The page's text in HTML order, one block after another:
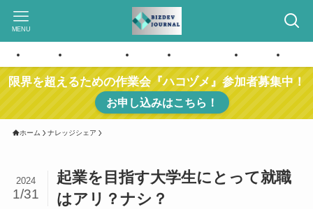
MENU
ホーム お問い合わせ ホーム お問い合わせ ホーム
限界を超えるための作業会『ハコヅメ』参加者募集中！
お申し込みはこちら！
ホーム ナレッジシェア
起業を目指す大学生にとって就職
はアリ？ナシ？
2024
1/31